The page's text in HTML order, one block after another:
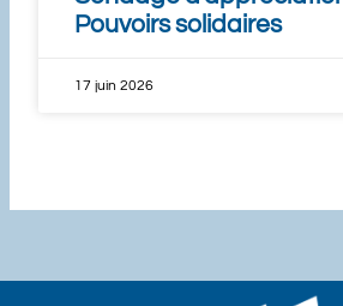
Pouvoirs solidaires
17 juin 2026